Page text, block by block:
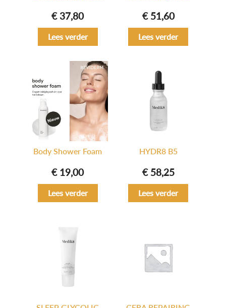
€37,80
Lees verder
€51,60
Lees verder
Body Shower Foam
€19,00
Lees verder
HYDR8 B5
€58,25
Lees verder